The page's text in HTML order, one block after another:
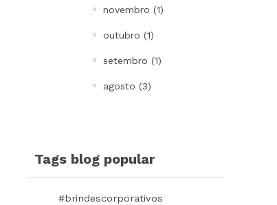
novembro (1)
outubro (1)
setembro (1)
agosto (3)
Tags blog popular
#brindescorporativos